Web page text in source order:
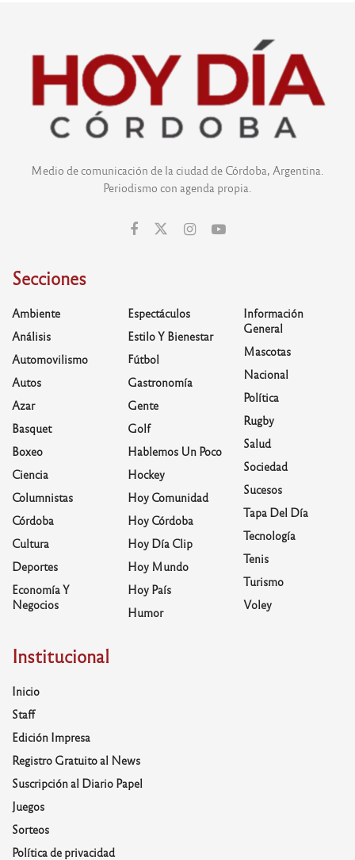
Medio de comunicación de la ciudad de Córdoba, Argentina.
Periodismo con agenda propia.
Secciones
Ambiente
Análisis
Automovilismo
Autos
Azar
Basquet
Boxeo
Ciencia
Columnistas
Córdoba
Cultura
Deportes
Economía Y
Negocios
Espectáculos
Estilo Y Bienestar
Fútbol
Gastronomía
Gente
Golf
Hablemos Un Poco
Hockey
Hoy Comunidad
Hoy Córdoba
Hoy Día Clip
Hoy Mundo
Hoy País
Humor
Información
General
Mascotas
Nacional
Política
Rugby
Salud
Sociedad
Sucesos
Tapa Del Día
Tecnología
Tenis
Turismo
Voley
Institucional
Inicio
Staff
Edición Impresa
Registro Gratuito al News
Suscripción al Diario Papel
Juegos
Sorteos
Política de privacidad